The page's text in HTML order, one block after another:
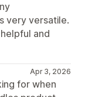
very versatile.
and
Apr 3, 2026
for when